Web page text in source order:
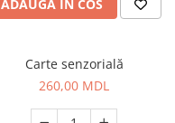
ADAUGA IN COS
Carte senzorială
260,00 MDL